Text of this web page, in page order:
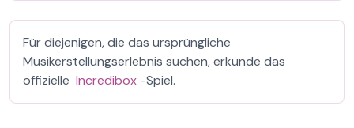
Für diejenigen, die das ursprüngliche
Musikerstellungserlebnis suchen, erkunde das
offizielle Incredibox -Spiel.